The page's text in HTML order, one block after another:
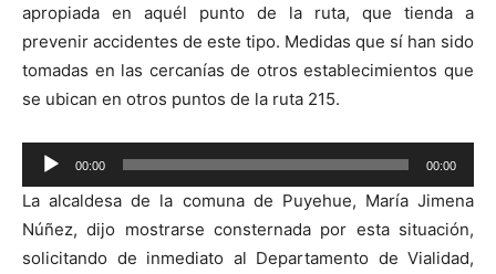
apropiada en aquél punto de la ruta, que tienda a
prevenir accidentes de este tipo. Medidas que sí han sido
tomadas en las cercanías de otros establecimientos que
se ubican en otros puntos de la ruta 215.
Reproductor
de
audio
00:00 00:00
La alcaldesa de la comuna de Puyehue, María Jimena
Núñez, dijo mostrarse consternada por esta situación,
solicitando de inmediato al Departamento de Vialidad,